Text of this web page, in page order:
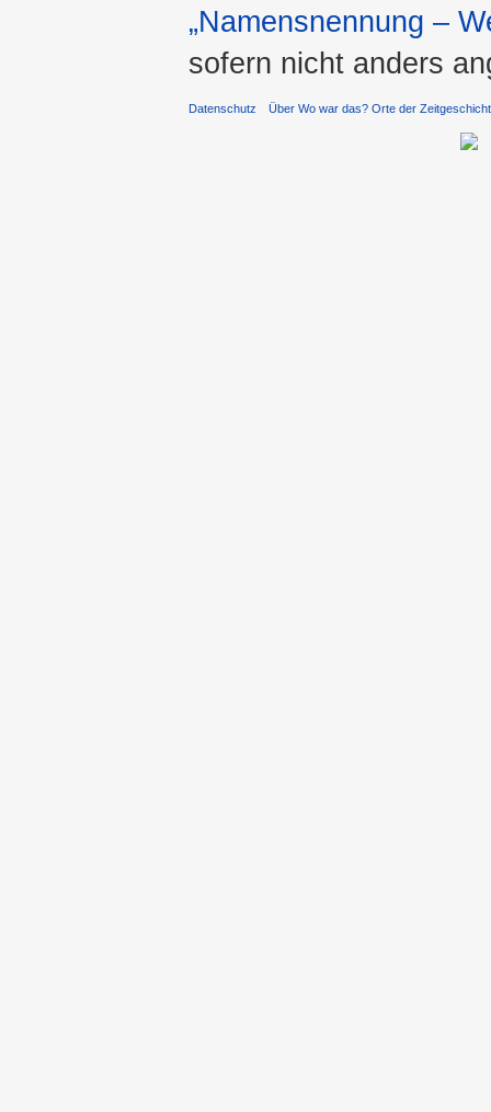
„Namensnennung –
sofern nicht anders
Datenschutz Über Wo war das? Orte der